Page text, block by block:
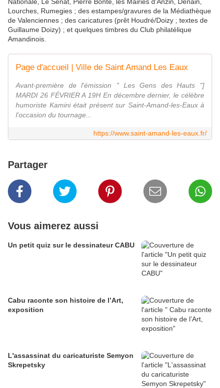
Lourches, Rumegies ; des estampes/gravures de la Médiathèque
de Valenciennes ; des caricatures (prêt Houdré/Doizy ; textes de
Guillaume Doizy) ; et quelques timbres du Club philatélique
Amandinois.
Page d'accueil | Ville de Saint Amand Les Eaux
Avant-première de l'émission " Les Gens des Hauts "]
MARDI 26 FÉVRIER A 19H En décembre dernier, le célèbre
humoriste Kamini était présent sur Saint-Amand-les-Eaux à
l'occasion du tournage...
https://www.saint-amand-les-eaux.fr/
Partager
Vous aimerez aussi
Un petit quiz sur le dessinateur CABU
Cabu raconte son histoire de l’Art,
exposition
L'assassinat du caricaturiste Semyon
Skrepetsky